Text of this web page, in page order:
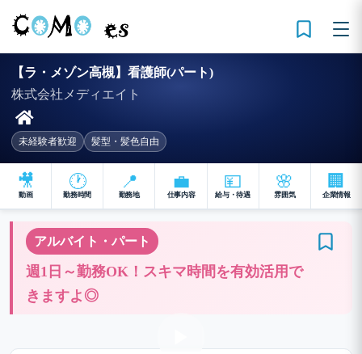
【ラ・メゾン高槻】看護師(パート)
株式会社メディエイト
未経験者歓迎 髪型・髪色自由
🎥
動画
🕐
勤務時間
📍
勤務地
💼
仕事内容
💴
給与・待遇
🌸
雰囲気
🏢
企業情報
アルバイト・パート
週1日～勤務OK！スキマ時間を有効活用で
きますよ◎